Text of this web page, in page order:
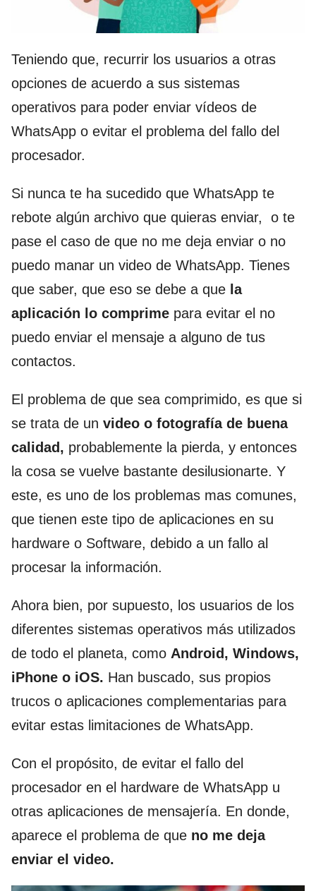
Teniendo que, recurrir los usuarios a otras
opciones de acuerdo a sus sistemas
operativos para poder enviar vídeos de
WhatsApp o evitar el problema del fallo del
procesador.
Si nunca te ha sucedido que WhatsApp te
rebote algún archivo que quieras enviar, o te
pase el caso de que no me deja enviar o no
puedo manar un video de WhatsApp. Tienes
que saber, que eso se debe a que la
aplicación lo comprime para evitar el no
puedo enviar el mensaje a alguno de tus
contactos.
El problema de que sea comprimido, es que si
se trata de un video o fotografía de buena
calidad, probablemente la pierda, y entonces
la cosa se vuelve bastante desilusionarte. Y
este, es uno de los problemas mas comunes,
que tienen este tipo de aplicaciones en su
hardware o Software, debido a un fallo al
procesar la información.
Ahora bien, por supuesto, los usuarios de los
diferentes sistemas operativos más utilizados
de todo el planeta, como Android, Windows,
iPhone o iOS. Han buscado, sus propios
trucos o aplicaciones complementarias para
evitar estas limitaciones de WhatsApp.
Con el propósito, de evitar el fallo del
procesador en el hardware de WhatsApp u
otras aplicaciones de mensajería. En donde,
aparece el problema de que no me deja
enviar el video.